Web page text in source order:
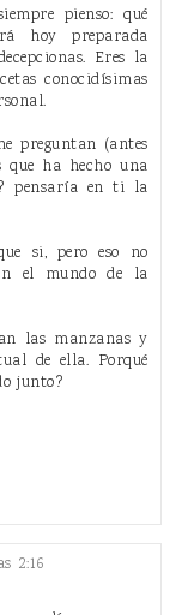
pienso: qué
hoy preparada
Eres la
conocidísimas
preguntan (antes
ha hecho una
pensaría en ti la
si, pero eso no
el mundo de la
las manzanas y
de ella. Porqué
junto?
2:16